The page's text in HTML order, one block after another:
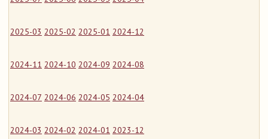
2025-03 2025-02 2025-01 2024-12
2024-11 2024-10 2024-09 2024-08
2024-07 2024-06 2024-05 2024-04
2024-03 2024-02 2024-01 2023-12